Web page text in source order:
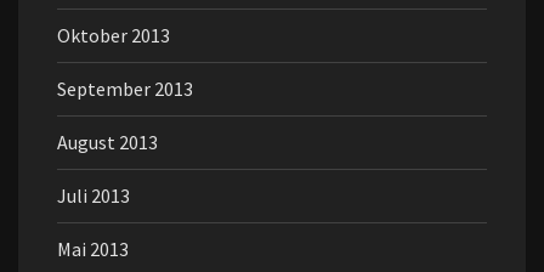
Oktober 2013
September 2013
August 2013
Juli 2013
Mai 2013